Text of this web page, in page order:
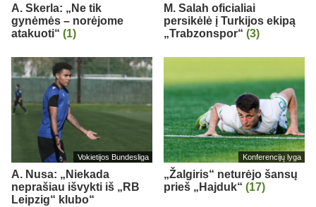
A. Skerla: „Ne tik
gynėmės – norėjome
atakuoti“ (1)
M. Salah oficialiai
persikėlė į Turkijos ekipą
„Trabzonspor“ (3)
Vokietijos Bundesliga
A. Nusa: „Niekada
neprašiau išvykti iš „RB
Leipzig“ klubo“
Konferencijų lyga
„Žalgiris“ neturėjo šansų
prieš „Hajduk“ (17)